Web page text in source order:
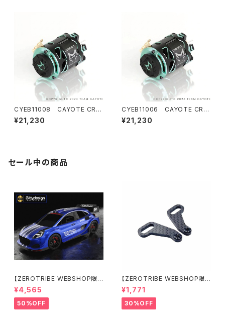
CYEB11008 CAYOTE CRE
ST Modi 7.0T センサードブラ
シレス モディファイドモーター
¥21,230
CYEB11006 CAYOTE CRE
ST Modi 6.0T センサードブラ
シレス モディファイドモーター
¥21,230
セール中の商品
【ZEROTRIBE WEBSHOP限
定価格】BDRX-190P10R P1
0R クリアーボディ 1/10 ラリー
190mm ライトウェイト
¥4,565
50%OFF
【ZEROTRIBE WEBSHOP限
定価格】RCM-X4-CSAR カ
ーボンリアステアリングアームセ
ット XRAY X4用
¥1,771
30%OFF